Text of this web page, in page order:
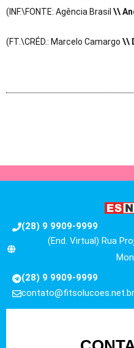
(INF.\FONTE: Agência Brasil \\
(FT.\CRÉD.: Marcelo Camargo \\
(28) 9 9909-9999
(End. Virtual) Rua
(28) 9 9909-9999
contato@fitsolucoes.net.br